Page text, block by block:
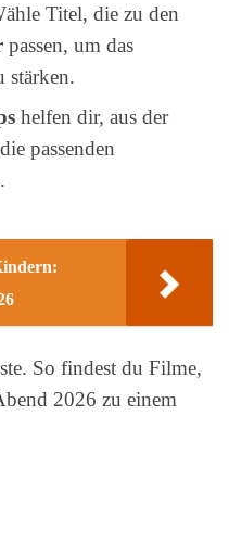
Titel, die zu den
passen, um das
stärken.
helfen dir, aus der
passenden
So findest du Filme,
2026 zu einem